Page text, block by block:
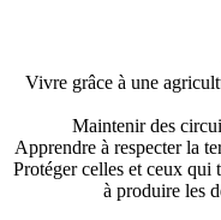
Vivre grâce à une
Maintenir des
Apprendre à respecter la
Protéger celles et ceux
à produire les